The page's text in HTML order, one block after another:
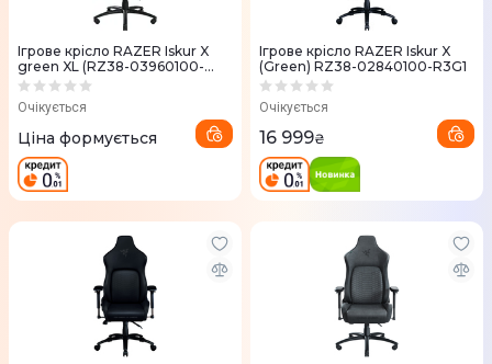
Ігрове крісло RAZER Iskur X
green XL (RZ38-03960100-
R3G1)
Очікується
Ціна формується
Ігрове крісло RAZER Iskur X
(Green) RZ38-02840100-R3G1
Очікується
16 999₴